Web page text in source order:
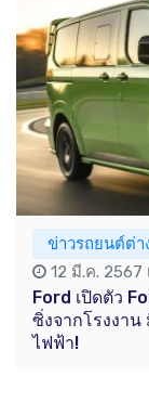
ข่าวรถยนต์ต่า
12 มี.ค. 2567
Ford เปิดตัว
ซิ่งจากโรงงา
ไฟฟ้า!